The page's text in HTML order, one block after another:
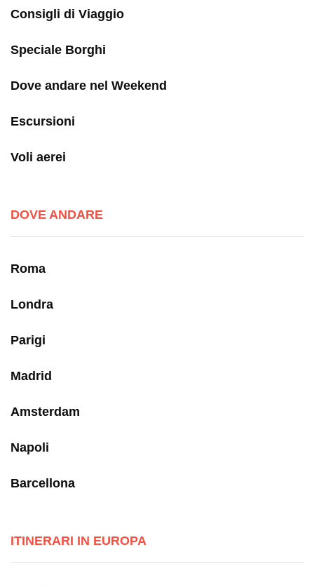
Consigli di Viaggio
Speciale Borghi
Dove andare nel Weekend
Escursioni
Voli aerei
DOVE ANDARE
Roma
Londra
Parigi
Madrid
Amsterdam
Napoli
Barcellona
ITINERARI IN EUROPA